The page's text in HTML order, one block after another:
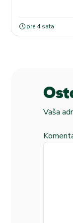
pre 4 sata
Vaša